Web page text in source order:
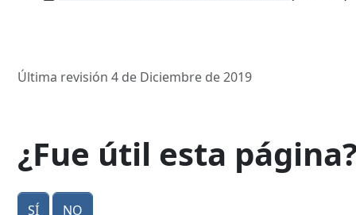
Última revisión 4 de Diciembre de 2019
¿Fue útil esta
Sí No